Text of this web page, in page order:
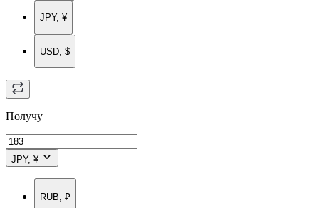
JPY, ¥
USD, $
Получу
JPY, ¥
RUB, ₽